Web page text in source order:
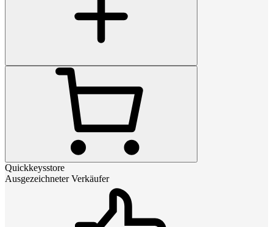
Quickkeysstore
Ausgezeichneter Verkäufer